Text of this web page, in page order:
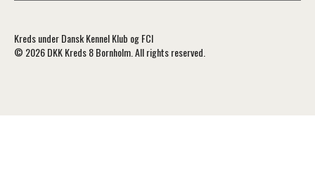
Kreds under Dansk Kennel Klub og FCI
© 2026 DKK Kreds 8 Bornholm. All rights reserved.